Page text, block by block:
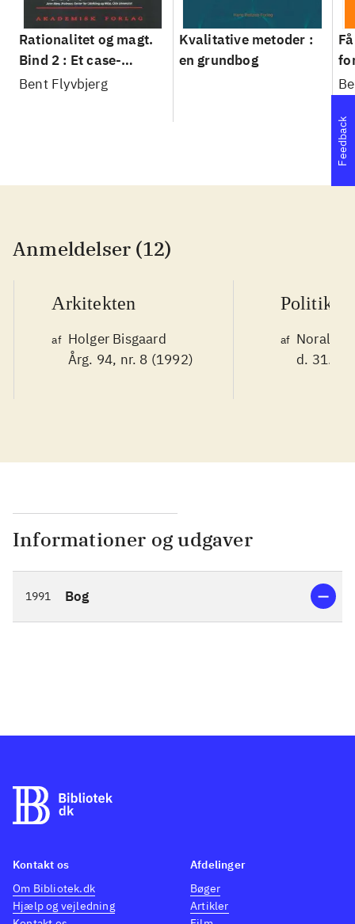
Rationalitet og magt.
Bind 2 : Et case-
baseret studie af
Bent Flyvbjerg
Kvalitative metoder :
en grundbog
Anmeldelser (12)
Arkitekten
af Holger Bisgaard
Årg. 94, nr. 8 (1992)
Politiken
af Noralv
d. 31.
Informationer og udgaver
1991 Bog
Feedback
Kontakt os
Om Bibliotek.dk
Hjælp og vejledning
Afdelinger
Bøger
Artikler